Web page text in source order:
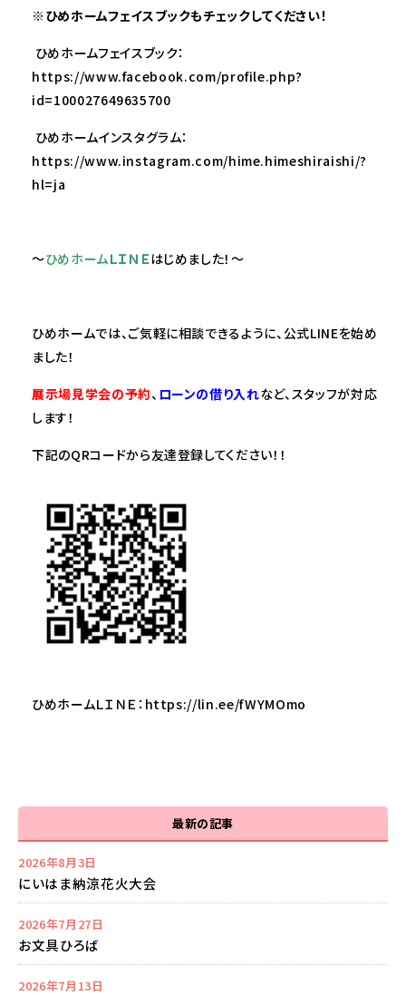
※ ひめホームフェイスブックもチェックしてください！
ひめホームフェイスブック：
https://www.facebook.com/profile.php?
id=100027649635700
ひめホームインスタグラム：
https://www.instagram.com/hime.himeshiraishi/?
hl=ja
～ひめホームＬＩＮＥはじめました！～
ひめホームでは、ご気軽に相談できるように、公式LINEを始め
ました！
展示場見学会の予約、 ローンの借り入れなど、スタッフが対応
します！
下記のQRコードから友達登録してください！！
ひめホームＬＩＮＥ： https://lin.ee/fWYMOmo
最新の記事
2026年8月3日
にいはま納涼花火大会
2026年7月27日
お文具ひろば
2026年7月13日